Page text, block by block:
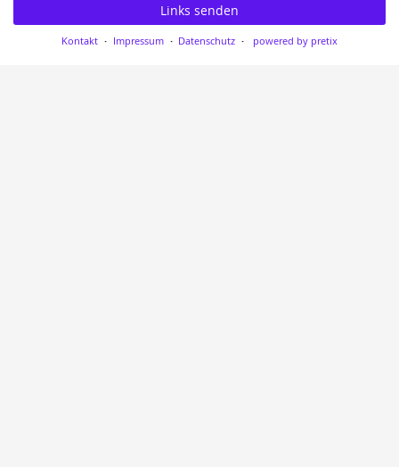
Links senden
Kontakt Impressum Datenschutz powered by pretix